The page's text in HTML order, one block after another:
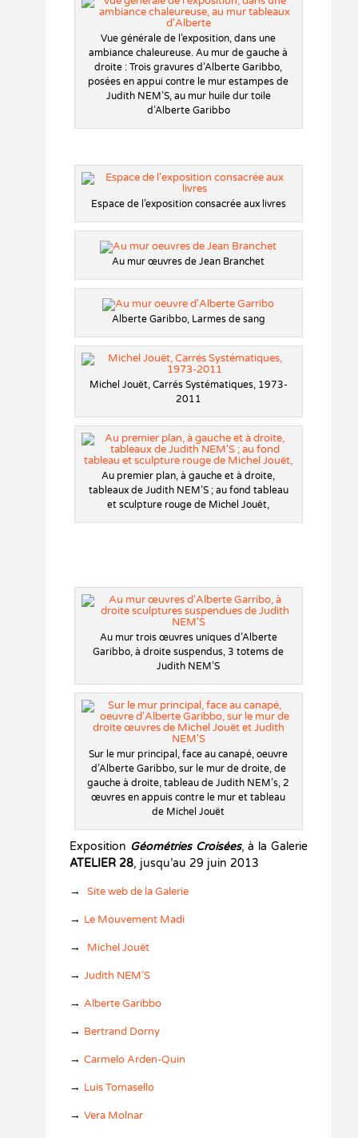
Vue générale de l’exposition, dans une
ambiance chaleureuse. Au mur de gauche à
droite : Trois gravures d’Alberte Garibbo,
posées en appui contre le mur estampes de
Judith NEM’S, au mur huile dur toile
d’Alberte Garibbo
Espace de l’exposition consacrée aux livres
Au mur œuvres de Jean Branchet
Alberte Garibbo, Larmes de sang
Michel Jouët, Carrés Systématiques, 1973-
2011
Au premier plan, à gauche et à droite,
tableaux de Judith NEM’S ; au fond tableau
et sculpture rouge de Michel Jouët,
Au mur trois œuvres uniques d’Alberte
Garibbo, à droite suspendus, 3 totems de
Judith NEM’S
Sur le mur principal, face au canapé, oeuvre
d’Alberte Garibbo, sur le mur de droite, de
gauche à droite, tableau de Judith NEM’s, 2
œuvres en appuis contre le mur et tableau
de Michel Jouët
Exposition Géométries Croisées, à la Galerie
ATELIER 28, jusqu’au 29 juin 2013
→ Site web de la Galerie
→ Le Mouvement Madi
→ Michel Jouët
→ Judith NEM’S
→ Alberte Garibbo
→ Bertrand Dorny
→ Carmelo Arden-Quin
→ Luis Tomasello
→ Vera Molnar